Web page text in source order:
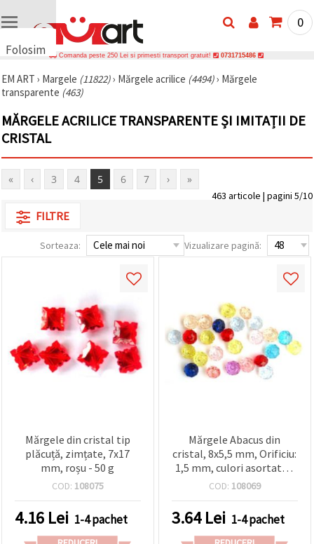
Folosim
uri
🍪 Folosim
cookie-uri
și
tehnologii
similare
pentru a
asigura
funcționarea
corectă a
pentru a vă
îmbunătăți
acordul
conținut și
mai
relevante,
inclusiv cu
Puteți fi de
acord să
"acceptati
0
Comanda peste 250 Lei si primesti transport gratuit! 0731715486
EM ART › Margele (11822)› Mărgele acrilice (4494)› Mărgele
transparente (463)
MĂRGELE ACRILICE TRANSPARENTE ȘI IMITAȚII DE
CRISTAL
« ‹ 3 4 5 6 7 › »
463 articole | pagini 5/10
FILTRE
Sorteaza: Vizualizare pagină:
Mărgele din cristal tip
plăcuță, zimțate, 7x17
mm, roșu - 50 g
COD: 108075
4.16 Lei 1-4 pachet
Mărgele Abacus din
cristal, 8x5,5 mm, Orificiu:
1,5 mm, culori asortate -
20 g (~92 buc.)
COD: 108069
3.64Lei 1-4 pachet